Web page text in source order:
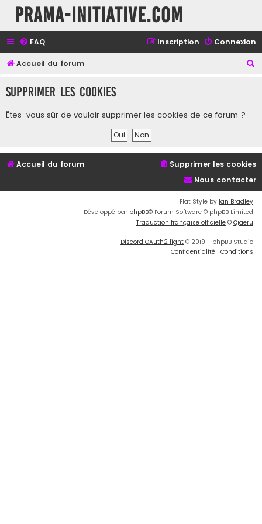
Prama-initiative.com
FAQ Connexion
Inscription
Accueil du forum
h
c
h
Supprimer les cookies
Êtes-vous sûr de vouloir supprimer les cookies de ce forum ?
Accueil du forum
Supprimer les cookies
Nous contacter
Flat Style by Ian Bradley
Développé par phpBB® Forum Software © phpBB Limited
Traduction française officielle © Qiaeru
Discord OAuth2 light © 2019 - phpBB Studio
Confidentialité | Conditions